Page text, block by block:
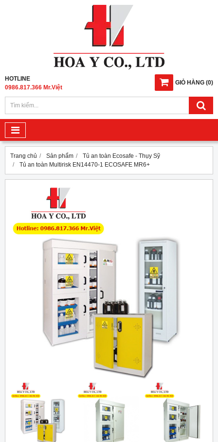
GIỎ HÀNG (0)
HOTLINE
0986.817.366 Mr.Việt
Trang chủ Sản phẩm
Tủ an toàn Ecosafe - Thụy Sỹ
Tủ an toàn Multirisk EN14470-1 ECOSAFE MR6+